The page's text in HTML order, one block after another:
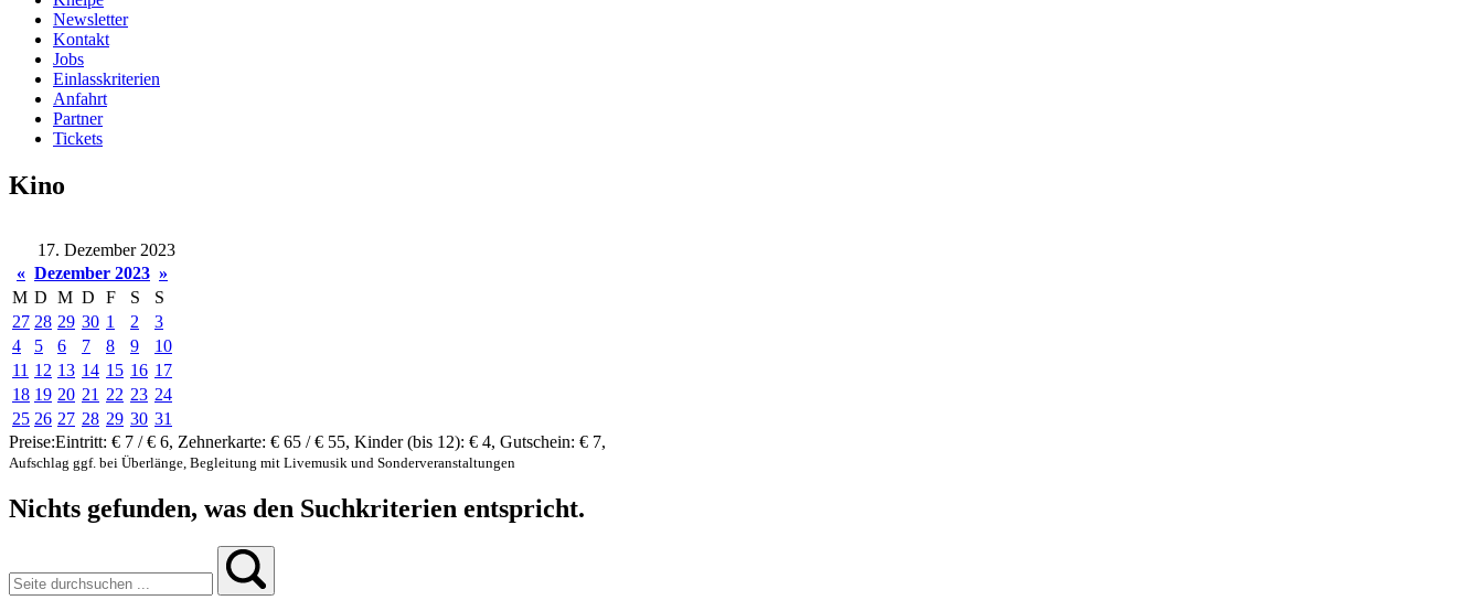
Newsletter
Kontakt
Jobs
Einlasskriterien
Anfahrt
Partner
Tickets
Kino
17. Dezember 2023
« Dezember 2023 »
M D M D F S
S
27 28 29 30 1 2
3
4
5 6 7 8 9
10
11 12 13 14 15 16 17
18 19 20 21 22 23 24
25 26 27 28 29 30 31
Preise:Eintritt: € 7 / € 6, Zehnerkarte: € 65 / € 55, Kinder (bis 12): € 4, Gutschein: € 7,
Aufschlag ggf. bei Überlänge, Begleitung mit Livemusik und Sonderveranstaltungen
Nichts gefunden, was den Suchkriterien entspricht.